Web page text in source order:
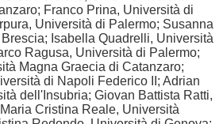
Franco Prina, Università di
Università di Palermo; Susanna
Isabella Quadrelli, Università
Ragusa, Università di Palermo;
Magna Graecia di Catanzaro;
di Napoli Federico II; Adrian
dell'Insubria; Giovan Battista Ratti,
Cristina Reale, Università